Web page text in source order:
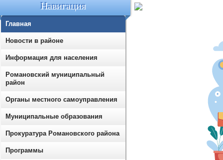
Навигация
Главная
Новости в районе
Информация для населения
Романовский муниципальный
район
Органы местного самоуправления
Муниципальные образования
Прокуратура Романовского района
Программы